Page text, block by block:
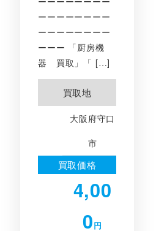
ーーーーーーーー
ーーーーーーーー
ーーー 「厨房機
器 買取」「 […]
買取地
大阪府守口
市
買取価格
4,00
0円